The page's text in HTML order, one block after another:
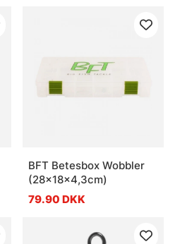
BFT Betesbox Wobbler
(28x18x4,3cm)
79.90 DKK